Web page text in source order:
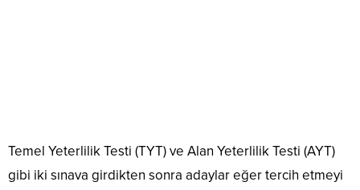
Temel Yeterlilik Testi (TYT) ve Alan Yeterlilik Testi (AYT)
gibi iki sınava girdikten sonra adaylar eğer tercih etmeyi